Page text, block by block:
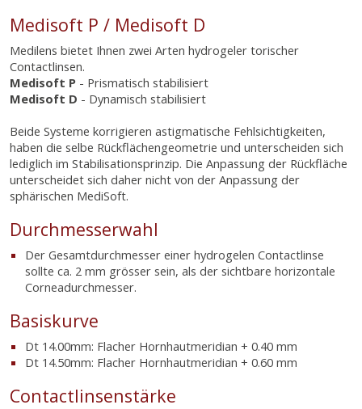
Medisoft P / Medisoft D
Medilens bietet Ihnen zwei Arten hydrogeler torischer
Contactlinsen.
Medisoft P - Prismatisch stabilisiert
Medisoft D - Dynamisch stabilisiert
Beide Systeme korrigieren astigmatische Fehlsichtigkeiten,
haben die selbe Rückflächengeometrie und unterscheiden sich
lediglich im Stabilisationsprinzip. Die Anpassung der Rückfläche
unterscheidet sich daher nicht von der Anpassung der
sphärischen MediSoft.
Durchmesserwahl
Der Gesamtdurchmesser einer hydrogelen Contactlinse
sollte ca. 2 mm grösser sein, als der sichtbare horizontale
Corneadurchmesser.
Basiskurve
Dt 14.00mm: Flacher Hornhautmeridian + 0.40 mm
Dt 14.50mm: Flacher Hornhautmeridian + 0.60 mm
Contactlinsenstärke